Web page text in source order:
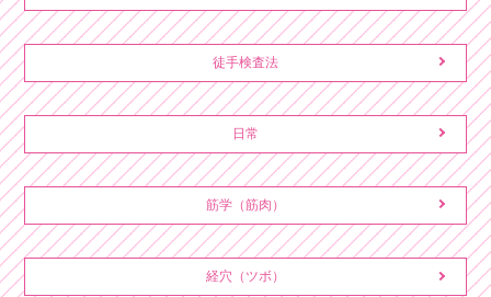
徒手検査法
日常
筋学（筋肉）
経穴（ツボ）